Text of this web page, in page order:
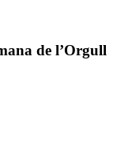
de l’Orgull